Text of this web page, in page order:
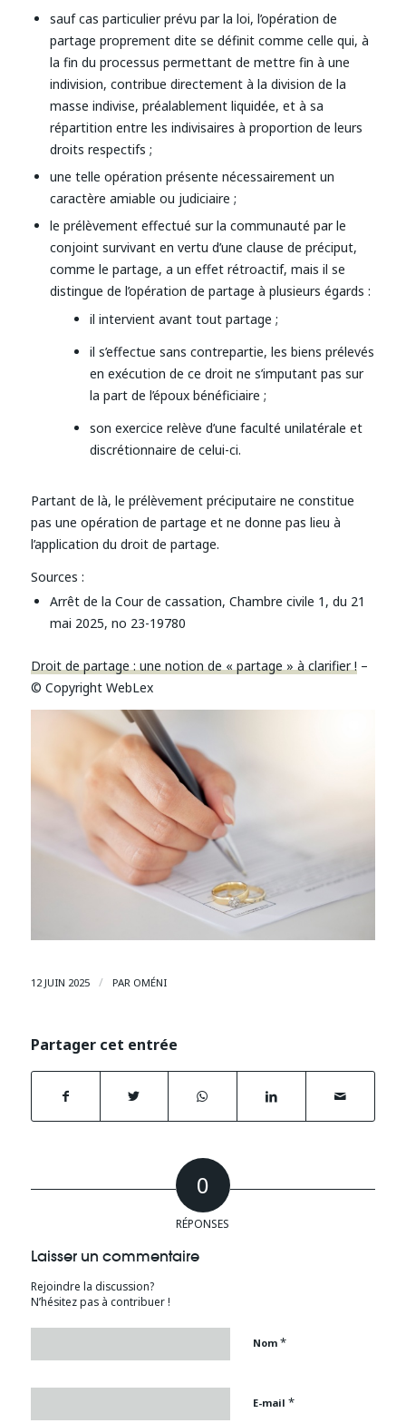
sauf cas particulier prévu par la loi, l’opération de
partage proprement dite se définit comme celle qui, à
la fin du processus permettant de mettre fin à une
indivision, contribue directement à la division de la
masse indivise, préalablement liquidée, et à sa
répartition entre les indivisaires à proportion de leurs
droits respectifs ;
une telle opération présente nécessairement un
caractère amiable ou judiciaire ;
le prélèvement effectué sur la communauté par le
conjoint survivant en vertu d’une clause de préciput,
comme le partage, a un effet rétroactif, mais il se
distingue de l’opération de partage à plusieurs égards :
il intervient avant tout partage ;
il s’effectue sans contrepartie, les biens prélevés
en exécution de ce droit ne s’imputant pas sur
la part de l’époux bénéficiaire ;
son exercice relève d’une faculté unilatérale et
discrétionnaire de celui-ci.
Partant de là, le prélèvement préciputaire ne constitue
pas une opération de partage et ne donne pas lieu à
l’application du droit de partage.
Sources :
Arrêt de la Cour de cassation, Chambre civile 1, du 21
mai 2025, no 23-19780
Droit de partage : une notion de « partage » à clarifier ! –
© Copyright WebLex
12 JUIN 2025 / PAR OMÉNI
Partager cet entrée
0
RÉPONSES
Laisser un commentaire
Rejoindre la discussion?
N’hésitez pas à contribuer !
Nom *
E-mail *